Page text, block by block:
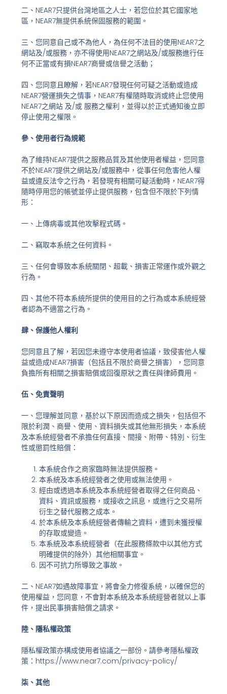
二、NEAR7只提供台灣地區之人士，若您位於其它國家地
區，NEAR7無提供系統保固服務的範圍。
三、您同意自己或不為他人，為任何不法目的使用NEAR7之
網站及/或服務，亦不得使用NEAR7之網站及/或服務進行任
何不正當或有損NEAR7商譽或信譽之活動；
四、您同意且瞭解，若NEAR7發現任何可疑之活動或造成
NEAR7營運損失之情事，NEAR7有權隨時取消或終止您使用
NEAR7之網站 及/或 服務之權利，並得以於正式通知後立即
停止使用之權限。
參、使用者行為規範
為了維持NEAR7提供之服務品質及其他使用者權益，您同意
不於NEAR7提供之網站及/或服務中，從事任何危害他人權
益或違反法令之行為，若發現有相關可疑活動時，NEAR7得
隨時停用您的帳號並停止提供服務，包含但不限於下列情
形：
一、上傳病毒或其他攻擊程式碼。
二、竊取本系統之任何資料。
三、任何會導致本系統關閉、超載、損害正常運作或外觀之
行為。
四、其他不符本系統所提供的使用目的之行為或本系統經營
者認為不適當之行為。
肆、保護他人權利
您同意且了解，若因您未遵守本使用者協議，致侵害他人權
益或造成NEAR7損害（包括且不限於商譽之損害），您同意
負擔所有相關之損害賠償或回復原狀之責任與律師費用。
伍、免責聲明
一、您理解並同意，基於以下原因而造成之損失，包括但不
限於利潤、商譽、使用、資料損失或其他無形損失，本系統
及本系統經營者不承擔任何直接、間接、附帶、特別、衍生
性或懲罰性賠償：
本系統合作之商家臨時無法提供服務。
本系統及本系統經營者之使用或無法使用。
經由或透過本系統及本系統經營者取得之任何商品、
資料、資訊或服務，或接收之訊息，或進行之交易所
衍生之替代服務之成本。
於本系統及本系統經營者傳輸之資料，遭到未獲授權
的存取或變造。
本系統及本系統經營者（在此服務條款中以其他方式
明確提供的除外）其他相關事宜。
因不可抗力所導致之事故。
二、NEAR7如遇故障事宜，將會全力修復系統，以確保您的
使用權益，您同意，不會對本系統及本系統經營者就以上事
件，提出民事損害賠償之請求。
陸、隱私權政策
隱私權政策亦構成使用者協議之一部份。請參考隱私權政
策：https://www.near7.com/privacy-policy/
柒、其他